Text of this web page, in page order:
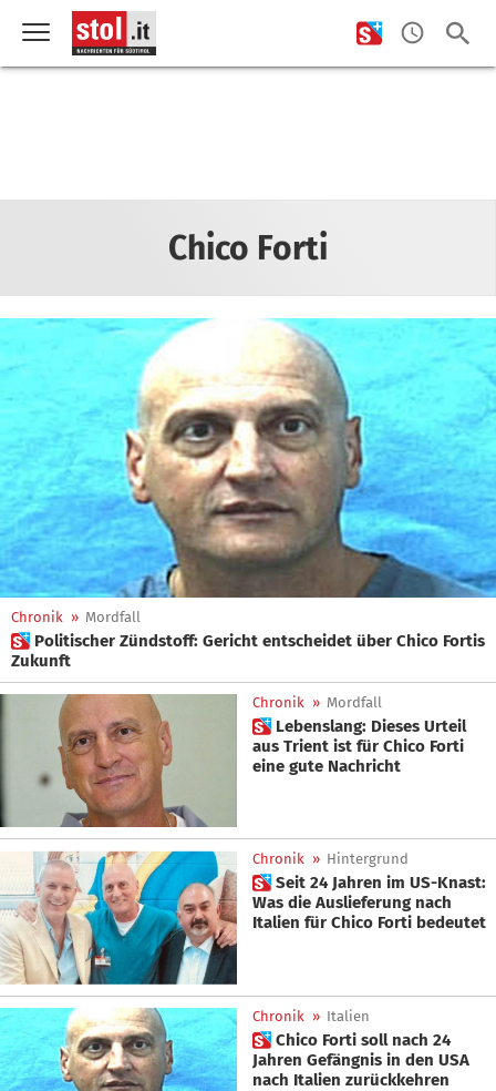
Chico Forti
Chronik » Mordfall
 Politischer Zündstoff: Gericht entscheidet über Chico Fortis
Zukunft
Chronik » Mordfall
 Lebenslang: Dieses Urteil
aus Trient ist für Chico Forti
eine gute Nachricht
Chronik » Hintergrund
 Seit 24 Jahren im US-Knast:
Was die Auslieferung nach
Italien für Chico Forti bedeutet
Chronik » Italien
 Chico Forti soll nach 24
Jahren Gefängnis in den USA
nach Italien zurückkehren